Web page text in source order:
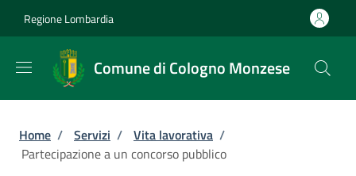
Regione Lombardia
Comune di Cologno Monzese
Briciole di pane
Home / Servizi / Vita lavorativa /
Partecipazione a un concorso pubblico